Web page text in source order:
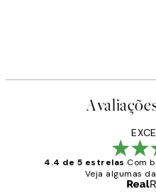
4.4 de 5 estrelas Com
Veja algumas